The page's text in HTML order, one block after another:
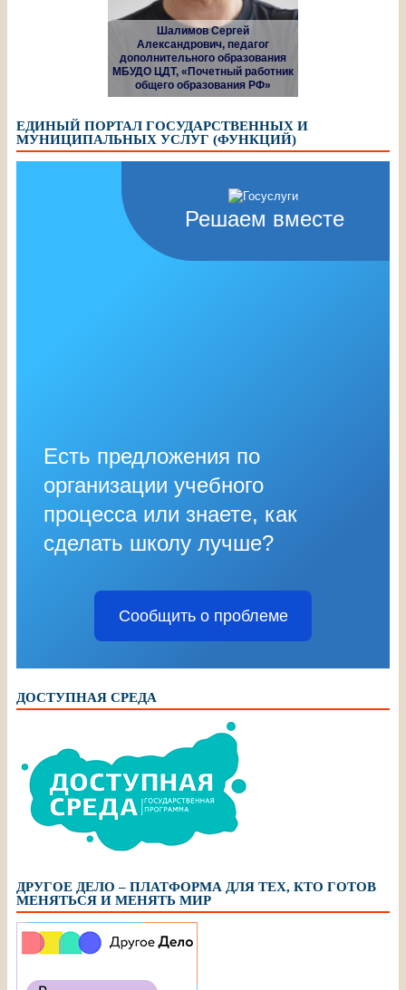
Шалимов Сергей
Александрович, педагог
дополнительного образования
МБУДО ЦДТ, «Почетный работник
общего образования РФ»
ЕДИНЫЙ ПОРТАЛ ГОСУДАРСТВЕННЫХ И
МУНИЦИПАЛЬНЫХ УСЛУГ (ФУНКЦИЙ)
Решаем вместе
Есть предложения по
организации учебного
процесса или знаете, как
сделать школу лучше?
Сообщить о проблеме
ДОСТУПНАЯ СРЕДА
ДРУГОЕ ДЕЛО – ПЛАТФОРМА ДЛЯ ТЕХ, КТО ГОТОВ
МЕНЯТЬСЯ И МЕНЯТЬ МИР